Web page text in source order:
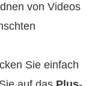
von Videos
Sie einfach